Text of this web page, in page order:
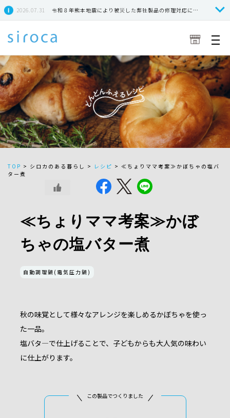
2026.07.31 令和８年熊本地震により被災した弊社製品の修理対応につきまして
TOP > シロカのある暮らし > レシピ > ≪ちょりママ考案≫かぼちゃの塩バ
ター煮
≪ちょりママ考案≫かぼ
ちゃの塩バター煮
自動調理鍋(電気圧力鍋)
秋の味覚として様々なアレンジを楽しめるかぼちゃを使っ
た一品。
塩バタ―で仕上げることで、子どもからも大人気の味わい
に仕上がります。
この製品でつくりました